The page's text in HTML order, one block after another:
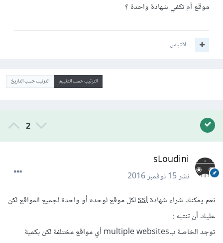
موقع أم تكفي شهادة واحدة ؟
اقتباس
الترتيب حسب التقييم الترتيب حسب التاريخ
2
sLoudini
نشر15 نوفمبر 2016
نعم يمكنك شراء شهادةsslلكل موقع لوحده أو واحدة لجميع المواقع لكن
عليك أن تنتبه :
توجد الخاصة بmultiple websites أي مواقع مختلفة لكن بكمية